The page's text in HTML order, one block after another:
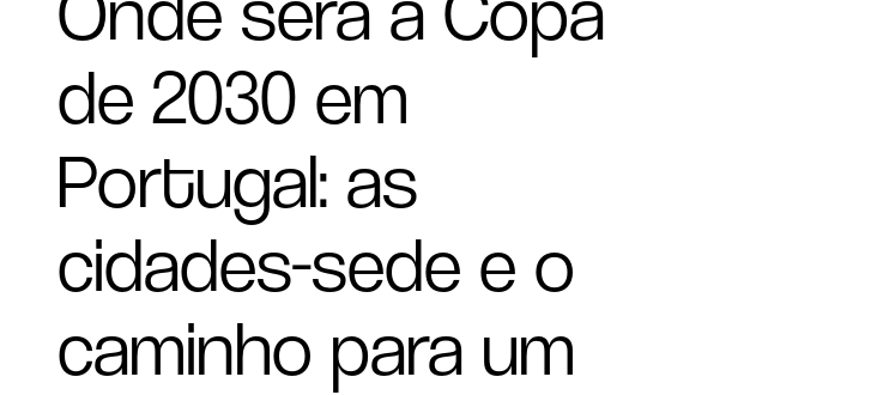
de 2030 em
Portugal: as
cidades-sede e o
caminho para um